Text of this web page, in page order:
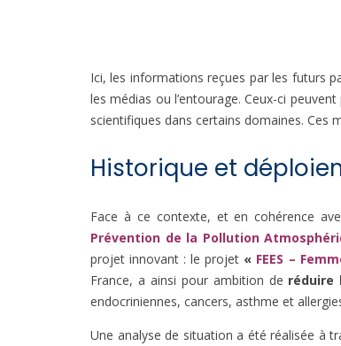
Ici, les informations reçues par les futurs
les médias ou l’entourage. Ceux-ci
scientifiques dans certains domaines. Ces
Historique et
Face à ce contexte, et en cohérence
Prévention de la Pollution
projet innovant : le projet « FEES –
France, a ainsi pour ambition de réduire
endocriniennes, cancers, asthme et
Une analyse de situation a été réalisée à